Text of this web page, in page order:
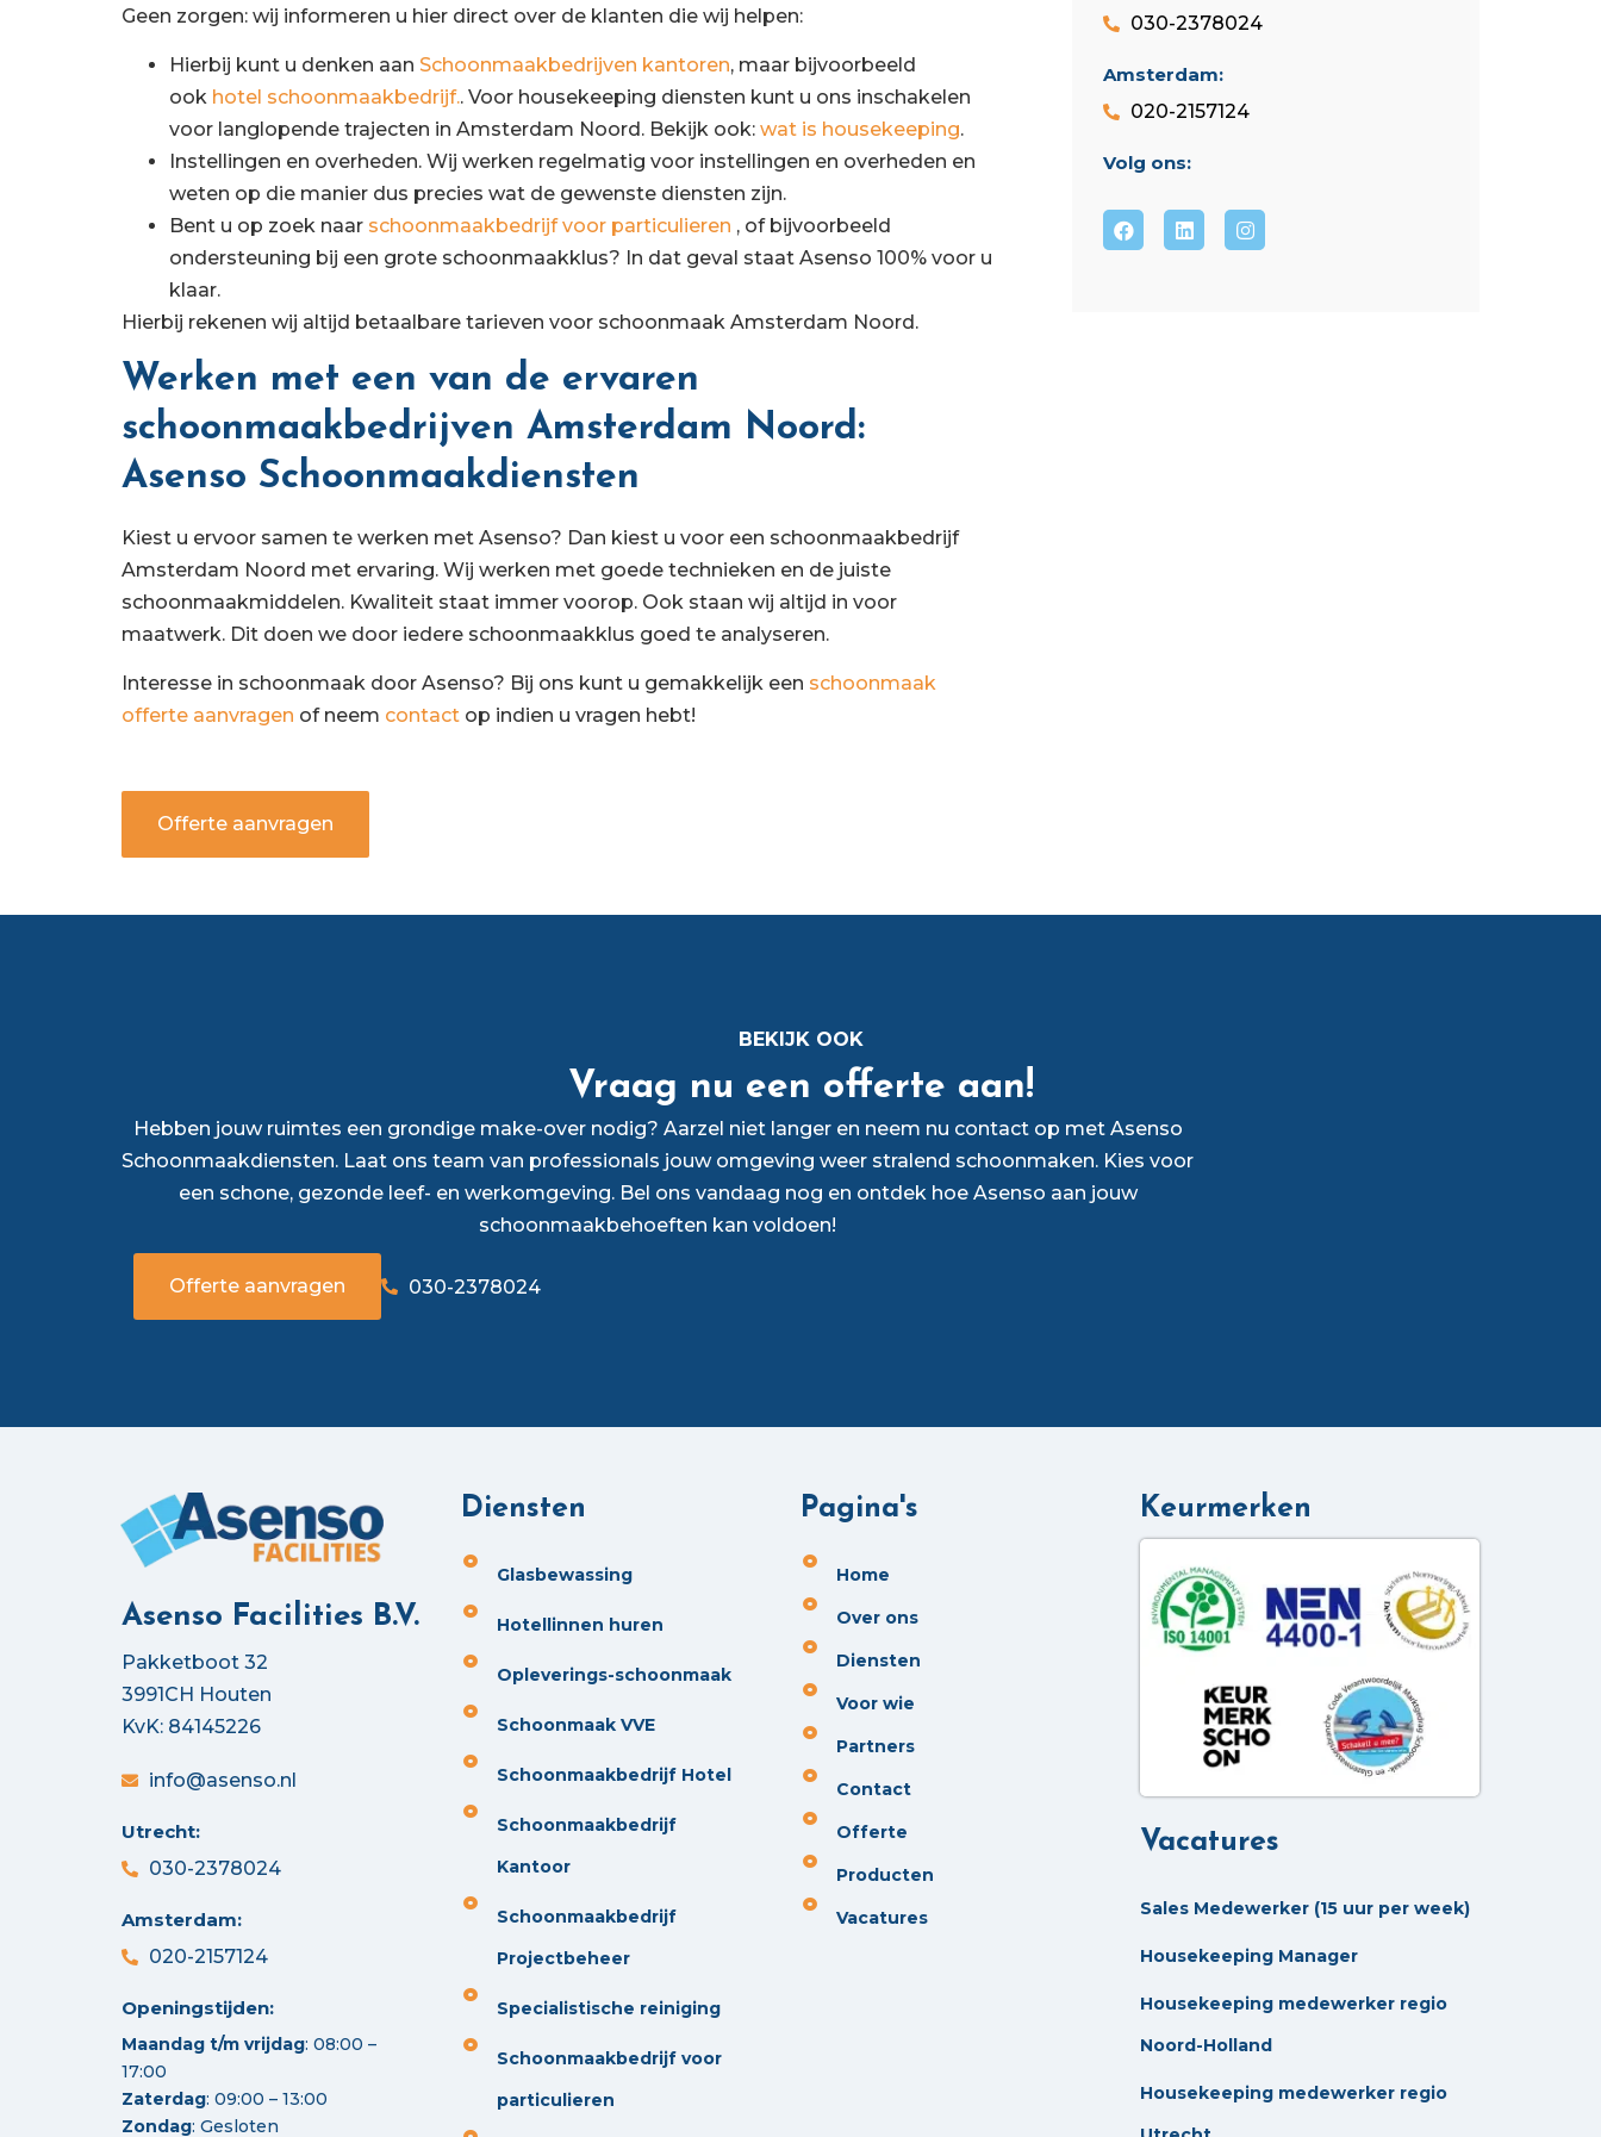
Geen zorgen: wij informeren u hier direct over de klanten die wij helpen:
Hierbij kunt u denken aan Schoonmaakbedrijven kantoren, maar bijvoorbeeld
ook hotel schoonmaakbedrijf.. Voor housekeeping diensten kunt u ons inschakelen
voor langlopende trajecten in Amsterdam Noord. Bekijk ook: wat is housekeeping.
Instellingen en overheden. Wij werken regelmatig voor instellingen en overheden en
weten op die manier dus precies wat de gewenste diensten zijn.
Bent u op zoek naar schoonmaakbedrijf voor particulieren , of bijvoorbeeld
ondersteuning bij een grote schoonmaakklus? In dat geval staat Asenso 100% voor u
klaar.
Hierbij rekenen wij altijd betaalbare tarieven voor schoonmaak Amsterdam Noord.
Werken met een van de ervaren
schoonmaakbedrijven Amsterdam Noord:
Asenso Schoonmaakdiensten
Kiest u ervoor samen te werken met Asenso? Dan kiest u voor een schoonmaakbedrijf
Amsterdam Noord met ervaring. Wij werken met goede technieken en de juiste
schoonmaakmiddelen. Kwaliteit staat immer voorop. Ook staan wij altijd in voor
maatwerk. Dit doen we door iedere schoonmaakklus goed te analyseren.
Interesse in schoonmaak door Asenso? Bij ons kunt u gemakkelijk een schoonmaak
offerte aanvragen of neem contact op indien u vragen hebt!
Offerte aanvragen
030-2378024
Amsterdam:
020-2157124
Volg ons:
BEKIJK OOK
Vraag nu een offerte aan!
Hebben jouw ruimtes een grondige make-over nodig? Aarzel niet langer en neem nu contact op met Asenso
Schoonmaakdiensten. Laat ons team van professionals jouw omgeving weer stralend schoonmaken. Kies voor
een schone, gezonde leef- en werkomgeving. Bel ons vandaag nog en ontdek hoe Asenso aan jouw
schoonmaakbehoeften kan voldoen!
Offerte aanvragen 030-2378024
Asenso Facilities B.V.
Pakketboot 32
3991CH Houten
KvK: 84145226
info@asenso.nl
Utrecht:
030-2378024
Amsterdam:
020-2157124
Openingstijden:
Maandag t/m vrijdag: 08:00 –
17:00
Zaterdag: 09:00 – 13:00
Zondag: Gesloten
Diensten
Glasbewassing
Hotellinnen huren
Opleverings-schoonmaak
Schoonmaak VVE
Schoonmaakbedrijf Hotel
Schoonmaakbedrijf
Kantoor
Schoonmaakbedrijf
Projectbeheer
Specialistische reiniging
Schoonmaakbedrijf voor
particulieren
Pagina's
Home
Over ons
Diensten
Voor wie
Partners
Contact
Offerte
Producten
Vacatures
Keurmerken
Vacatures
Sales Medewerker (15 uur per week)
Housekeeping Manager
Housekeeping medewerker regio
Noord-Holland
Housekeeping medewerker regio